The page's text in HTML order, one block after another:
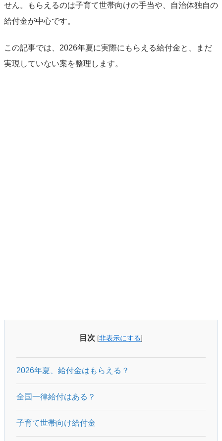
せん。もらえるのは子育て世帯向けの手当や、自治体独自の
給付金が中心です。
この記事では、2026年夏に実際にもらえる給付金と、まだ
実現していない案を整理します。
目次 [非表示にする]
2026年夏、給付金はもらえる？
全国一律給付はある？
子育て世帯向け給付金